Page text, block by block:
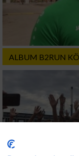
ALBUM B2RUN